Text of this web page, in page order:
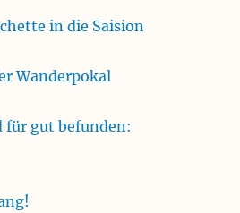
in die Saision
Wanderpokal
für gut befunden: